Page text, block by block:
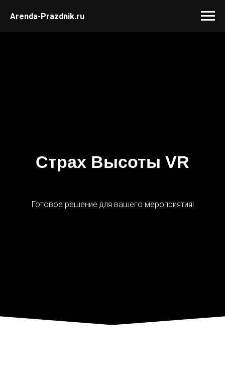
Arenda-Prazdnik.ru
Страх Высоты VR
Готовое решение для вашего мероприятия!